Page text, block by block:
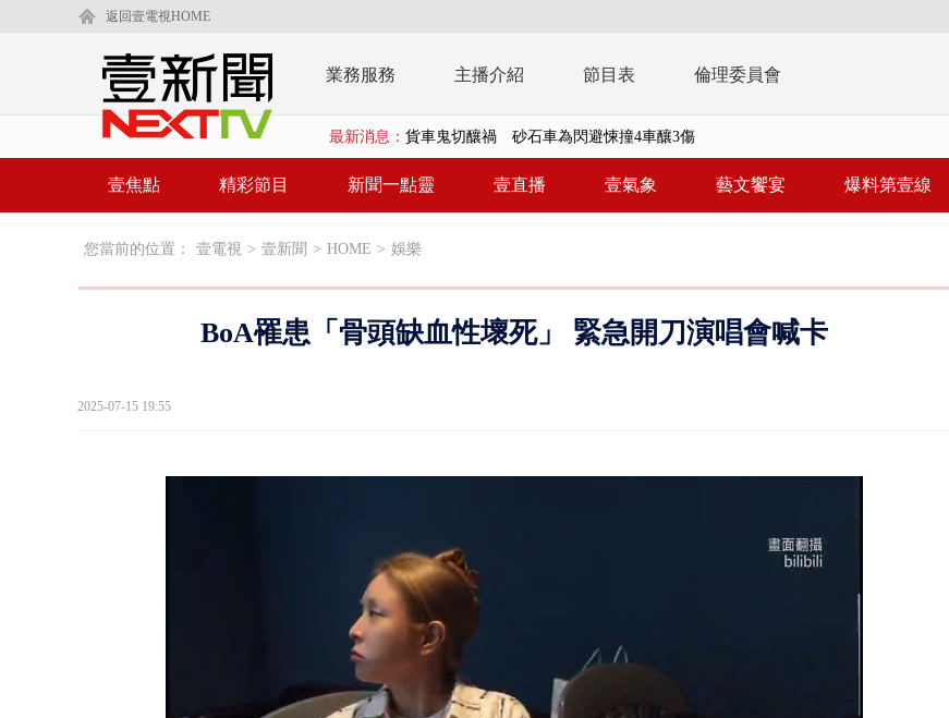
返回壹電視HOME
業務服務 主播介紹 節目表 倫理委員會
最新消息： 貨車鬼切釀禍 砂石車為閃避悚撞4車釀3傷
慈濟疫苗案真相大白 陳時中終獲公道：當時...
壹焦點 精彩節目 新聞一點靈 壹直播 壹氣象 藝文饗宴 爆料第壹線
您當前的位置： 壹電視 > 壹新聞 > HOME > 娛樂
BoA罹患「骨頭缺血性壞死」 緊急開刀演唱會喊卡
2025-07-15 19:55